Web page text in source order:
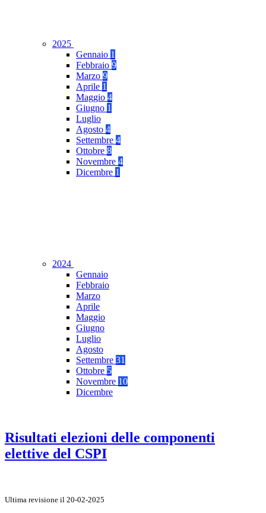
2025
Gennaio 1
Febbraio 9
Marzo 9
Aprile 1
Maggio 4
Giugno 1
Luglio
Agosto 4
Settembre 4
Ottobre 8
Novembre 4
Dicembre 1
2024
Gennaio
Febbraio
Marzo
Aprile
Maggio
Giugno
Luglio
Agosto
Settembre 31
Ottobre 5
Novembre 10
Dicembre
Risultati elezioni delle componenti
elettive del CSPI
Ultima revisione il 20-02-2025